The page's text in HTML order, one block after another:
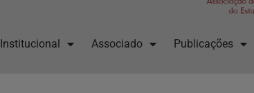
Institucional Associado Publicações